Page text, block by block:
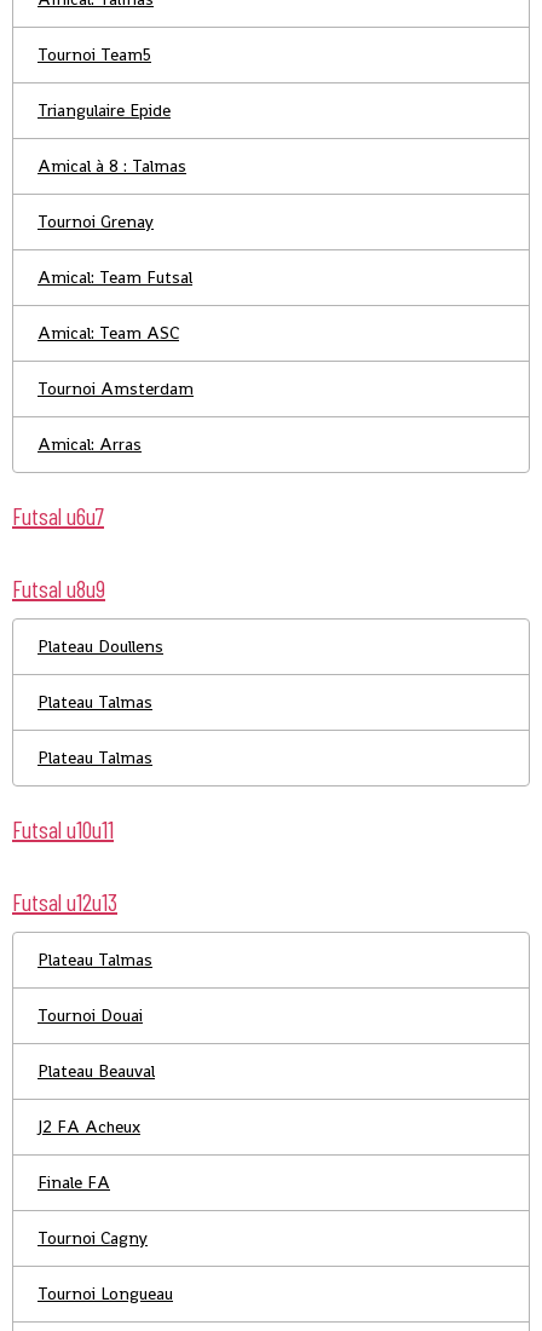
Tournoi Team5
Triangulaire Epide
Amical à 8 : Talmas
Tournoi Grenay
Amical: Team Futsal
Amical: Team ASC
Tournoi Amsterdam
Amical: Arras
Futsal u6u7
Futsal u8u9
Plateau Doullens
Plateau Talmas
Plateau Talmas
Futsal u10u11
Futsal u12u13
Plateau Talmas
Tournoi Douai
Plateau Beauval
J2 FA Acheux
Finale FA
Tournoi Cagny
Tournoi Longueau